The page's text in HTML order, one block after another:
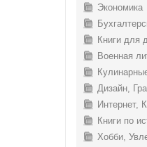
Экономика
Книги для
Военная
Дизайн,
Интернет,
Книги по
Хобби,